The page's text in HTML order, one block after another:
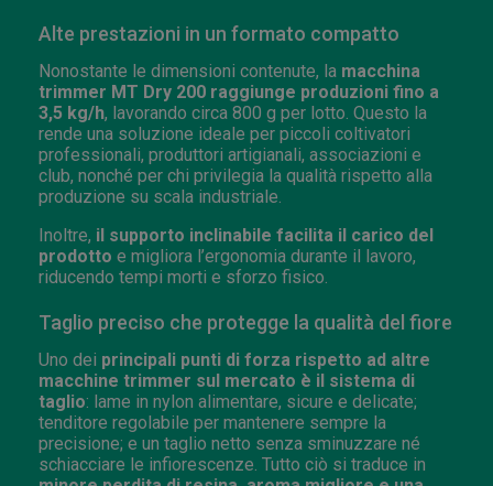
Alte prestazioni in un formato compatto
Nonostante le dimensioni contenute, la macchina
trimmer MT Dry 200 raggiunge produzioni fino a
3,5 kg/h, lavorando circa 800 g per lotto. Questo la
rende una soluzione ideale per piccoli coltivatori
professionali, produttori artigianali, associazioni e
club, nonché per chi privilegia la qualità rispetto alla
produzione su scala industriale.
Inoltre, il supporto inclinabile facilita il carico del
prodotto e migliora l’ergonomia durante il lavoro,
riducendo tempi morti e sforzo fisico.
Taglio preciso che protegge la qualità del fiore
Uno dei principali punti di forza rispetto ad altre
macchine trimmer sul mercato è il sistema di
taglio: lame in nylon alimentare, sicure e delicate;
tenditore regolabile per mantenere sempre la
precisione; e un taglio netto senza sminuzzare né
schiacciare le infiorescenze. Tutto ciò si traduce in